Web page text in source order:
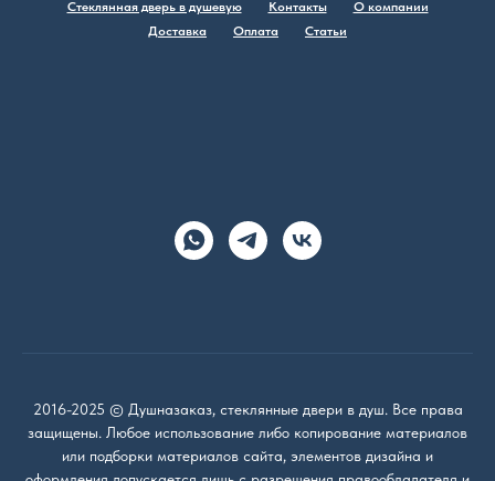
Стеклянная дверь в душевую
Контакты
О компании
Доставка
Оплата Статьи
2016-2025 © Душназаказ, стеклянные двери в душ. Все права
защищены. Любое использование либо копирование материалов
или подборки материалов сайта, элементов дизайна и